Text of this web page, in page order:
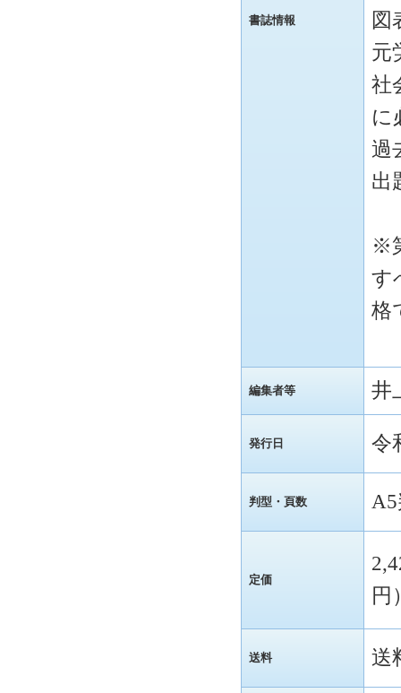
書誌情報
図
元
社
に
過
出
※
す
格
編集者等 井
発行日 令
判型・頁数 A5
定価
円
送料 送